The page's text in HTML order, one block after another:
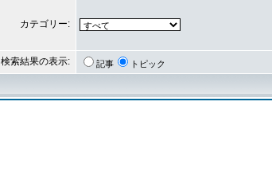
カテゴリー:
検索結果の表示: 記事 トピック